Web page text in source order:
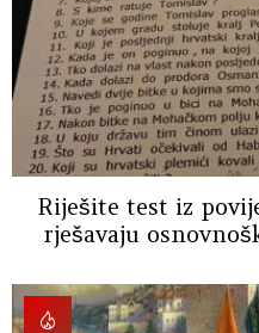
Riješite test iz
rješavaju